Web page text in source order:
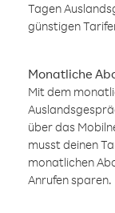
Tagen
günstigen
Monatliche
Mit dem
über das
musst deinen
monatlichen
Anrufen sparen.